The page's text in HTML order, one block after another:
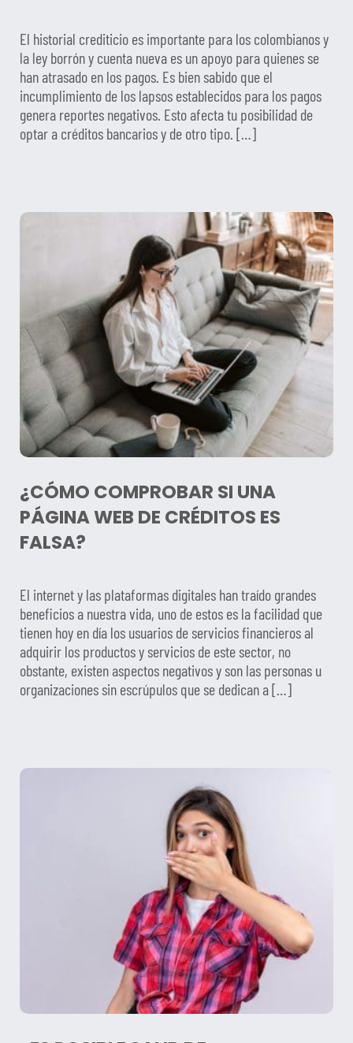
El historial crediticio es importante para los colombianos y
la ley borrón y cuenta nueva es un apoyo para quienes se
han atrasado en los pagos. Es bien sabido que el
incumplimiento de los lapsos establecidos para los pagos
genera reportes negativos. Esto afecta tu posibilidad de
optar a créditos bancarios y de otro tipo. […]
¿CÓMO COMPROBAR SI UNA
PÁGINA WEB DE CRÉDITOS ES
FALSA?
El internet y las plataformas digitales han traído grandes
beneficios a nuestra vida, uno de estos es la facilidad que
tienen hoy en día los usuarios de servicios financieros al
adquirir los productos y servicios de este sector, no
obstante, existen aspectos negativos y son las personas u
organizaciones sin escrúpulos que se dedican a […]